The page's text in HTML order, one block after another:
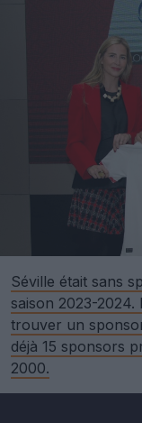
Séville était sans
saison 2023-
trouver un
déjà 15 sponsors
2000.